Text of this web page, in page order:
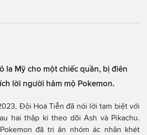
la Mỹ cho một chiếc quần, bị điên
lời người hâm mộ Pokemon.
Đội Hoả Tiễn đã nói lời tạm biệt với
hai thập kỉ theo dõi Ash và Pikachu.
đã tri ân nhóm ác nhân khét